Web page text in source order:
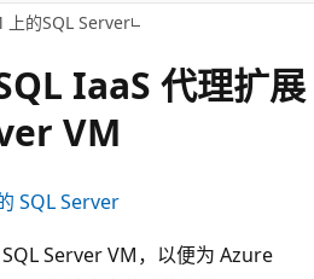
上的SQL Server
IaaS 代理扩展
VM
SQL Server
Server VM，以便为 Azure